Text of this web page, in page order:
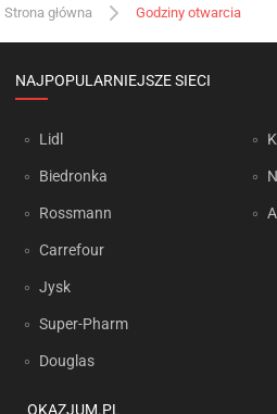
Strona główna Godziny otwarcia
NAJPOPULARNIEJSZE SIECI
Lidl
Biedronka
Rossmann
Carrefour
Jysk
Super-Pharm
Douglas
OKAZJUM.PL